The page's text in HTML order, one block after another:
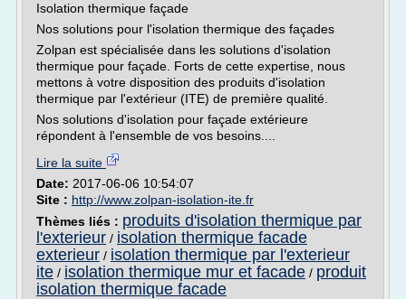
Isolation thermique façade
Nos solutions pour l'isolation thermique des façades
Zolpan est spécialisée dans les solutions d'isolation
thermique pour façade. Forts de cette expertise, nous
mettons à votre disposition des produits d'isolation
thermique par l'extérieur (ITE) de première qualité.
Nos solutions d'isolation pour façade extérieure
répondent à l'ensemble de vos besoins....
Lire la suite
Date: 2017-06-06 10:54:07
Site : http://www.zolpan-isolation-ite.fr
Thèmes liés : produits d'isolation thermique par
l'exterieur / isolation thermique facade
exterieur / isolation thermique par l'exterieur
ite / isolation thermique mur et facade / produit
isolation thermique facade